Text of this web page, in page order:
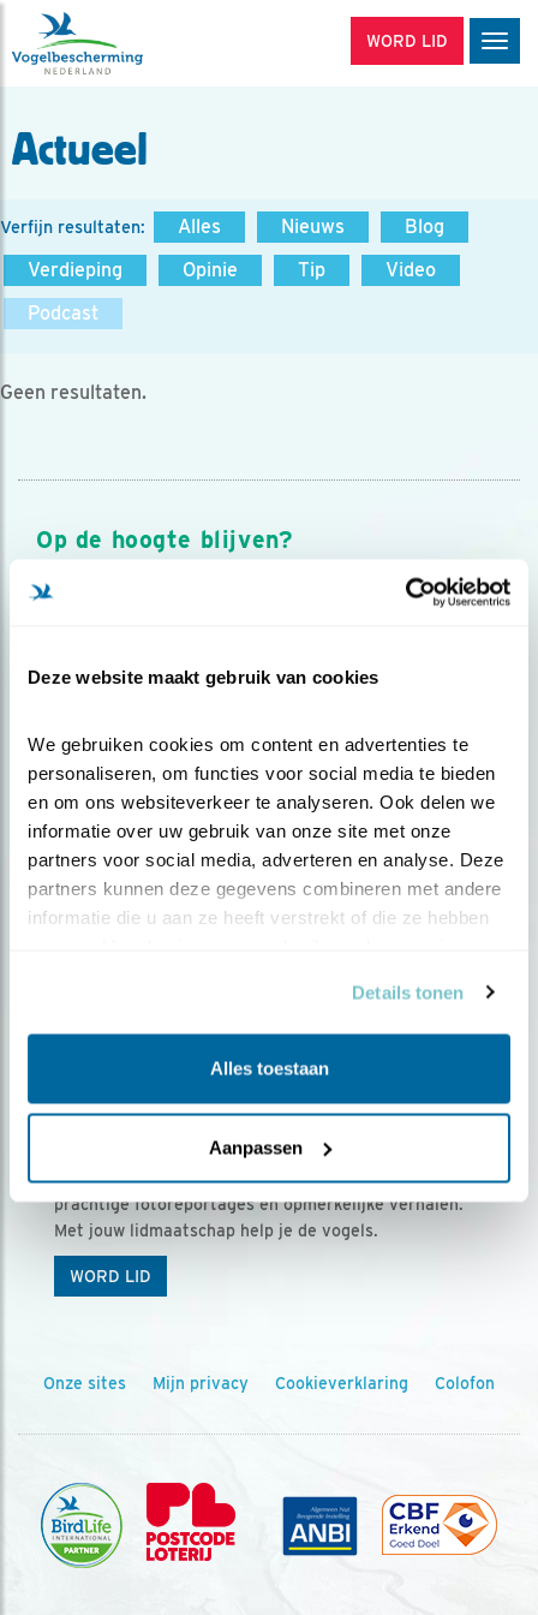
Deze website maakt gebruik van cookies
We gebruiken cookies om content en advertenties te
personaliseren, om functies voor social media te bieden
en om ons websiteverkeer te analyseren. Ook delen we
informatie over uw gebruik van onze site met onze
partners voor social media, adverteren en analyse. Deze
partners kunnen deze gegevens combineren met andere
informatie die u aan ze heeft verstrekt of die ze hebben
Details tonen
Alles toestaan
Aanpassen
WORD LID
Actueel
Verfijn resultaten: Alles Nieuws
Blog
Verdieping
Opinie Tip
Video
Podcast
Geen resultaten.
Op de hoogte blijven?
Meld je aan en ontvang nieuws, inspiratie, acties en tips
over vogels en activiteiten van Vogelbescherming.
Ontvang 5 x Vogels voor € 36,00 per jaar
Vogels is het tijdschrift voor onze leden, met
prachtige fotoreportages en opmerkelijke verhalen.
Met jouw lidmaatschap help je de vogels.
WORD LID
Onze sites Mijn privacy Cookieverklaring Colofon